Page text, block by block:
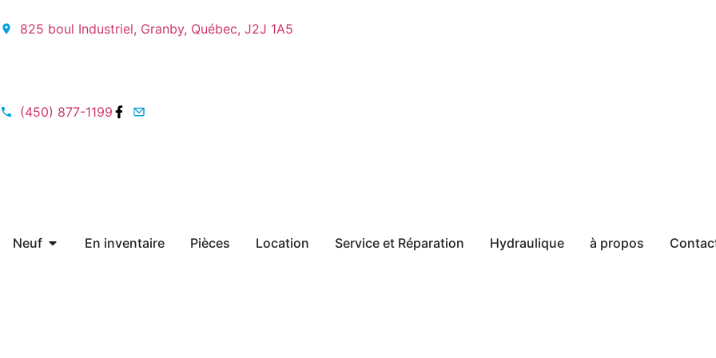
825 boul Industriel, Granby, Québec, J2J 1A5
(450) 877-1199
Neuf En inventaire Pièces Location Service et Réparation Hydraulique à propos